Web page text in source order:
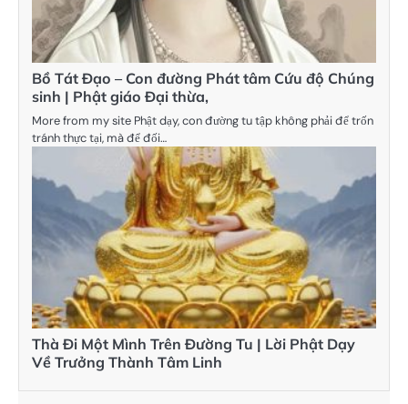
Bồ Tát Đạo – Con đường Phát tâm Cứu độ Chúng
sinh | Phật giáo Đại thừa,
More from my site Phật dạy, con đường tu tập không phải để trốn
tránh thực tại, mà để đối…
Thà Đi Một Mình Trên Đường Tu | Lời Phật Dạy
Về Trưởng Thành Tâm Linh